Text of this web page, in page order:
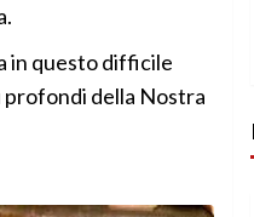
in questo difficile
profondi della Nostra